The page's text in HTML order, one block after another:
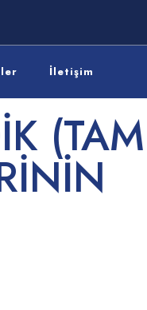
İletişim
(TAM